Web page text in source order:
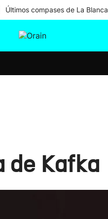
Últimos compases de La Blanca
de Kafka